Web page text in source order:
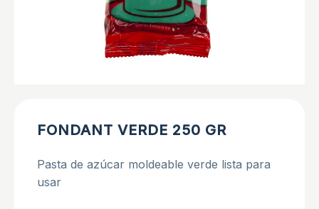
FONDANT VERDE 250 GR
Pasta de azúcar moldeable verde lista para
usar